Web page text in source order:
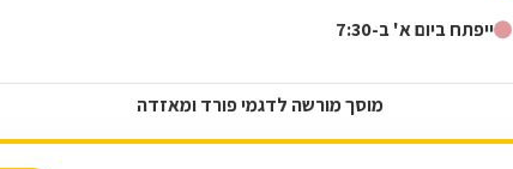
ייפתח ביום א' ב-7:30
מוסך מורשה לדגמי פורד ומאזדה